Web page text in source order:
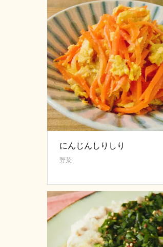
にんじんしりしり
野菜